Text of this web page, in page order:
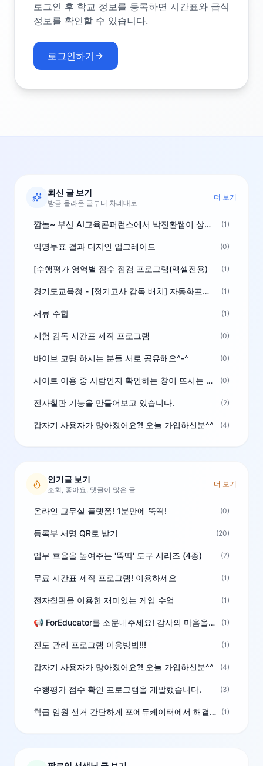
로그인 후 학교 정보를 등록하면 시간표와 급식
정보를 확인할 수 있습니다.
로그인하기
최신 글 보기
방금 올라온 글부터 차례대로
더 보기
깜놀~ 부산 AI교육콘퍼런스에서 박진환쌤이 상받으려 나오셨네요~ ^^ (1)
익명투표 결과 디자인 업그레이드 (0)
[수행평가 영역별 점수 점검 프로그램(엑셀전용) (1)
경기도교육청 - [정기고사 감독 배치] 자동화프로그램 보급 (1)
서류 수합 (1)
시험 감독 시간표 제작 프로그램 (0)
바이브 코딩 하시는 분들 서로 공유해요^-^ (0)
사이트 이용 중 사람인지 확인하는 창이 뜨시는 분은 알려주세요 (0)
전자칠판 기능을 만들어보고 있습니다. (2)
갑자기 사용자가 많아졌어요?! 오늘 가입하신분^^ (4)
인기글 보기
조회, 좋아요, 댓글이 많은 글
더 보기
온라인 교무실 플랫폼! 1분만에 뚝딱! (0)
등록부 서명 QR로 받기 (20)
업무 효율을 높여주는 '뚝딱' 도구 시리즈 (4종) (7)
무료 시간표 제작 프로그램! 이용하세요 (1)
전자칠판을 이용한 재미있는 게임 수업 (1)
📢 ForEducator를 소문내주세요! 감사의 마음을 담은 포인트 선물 (1)
진도 관리 프로그램 이용방법!!! (1)
갑자기 사용자가 많아졌어요?! 오늘 가입하신분^^ (4)
수행평가 점수 확인 프로그램을 개발했습니다. (3)
학급 임원 선거 간단하게 포에듀케이터에서 해결하세요! (1)